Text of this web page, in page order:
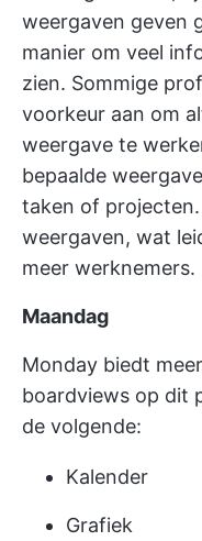
weergaven geven
manier om veel
zien. Sommige
voorkeur aan om
weergave te
bepaalde
taken of
weergaven, wat
meer werknemers.
Maandag
Monday biedt
boardviews op dit
de volgende:
Kalender
Grafiek